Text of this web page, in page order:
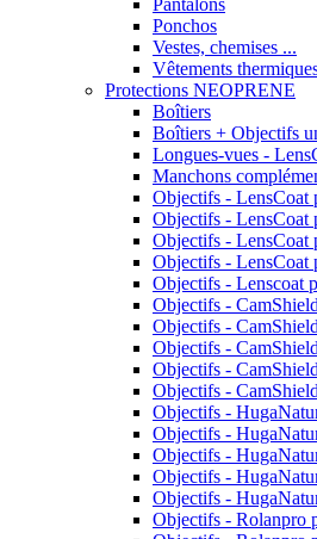
Pantalons
Ponchos
Vestes, chemises ...
Vêtements
Protections NEOPRENE
Boîtiers
Boîtiers + Objectifs
Longues-vues -
Manchons
Objectifs -
Objectifs -
Objectifs - LensCoat
Objectifs - LensCoat
Objectifs - Lenscoat
Objectifs -
Objectifs -
Objectifs -
Objectifs -
Objectifs -
Objectifs -
Objectifs -
Objectifs -
Objectifs -
Objectifs -
Objectifs - Rolanpro